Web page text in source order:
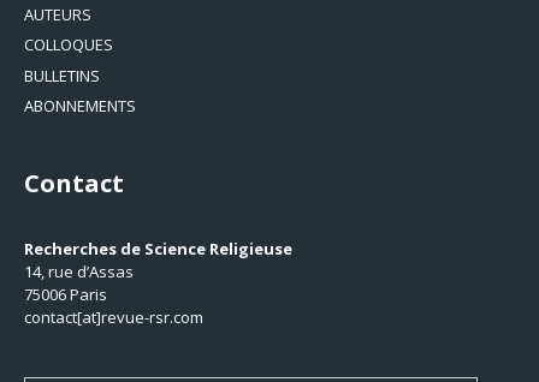
AUTEURS
COLLOQUES
BULLETINS
ABONNEMENTS
Contact
Recherches de Science Religieuse
14, rue d’Assas
75006 Paris
contact[at]revue-rsr.com